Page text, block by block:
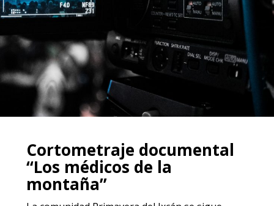
Cortometraje documental
“Los médicos de la
montaña”